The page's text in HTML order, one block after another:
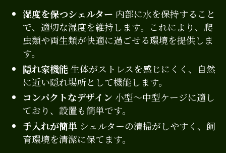
湿度を保つシェルター 内部に水を保持すること
で、適切な湿度を維持します。これにより、爬
虫類や両生類が快適に過ごせる環境を提供しま
す。
隠れ家機能 生体がストレスを感じにくく、自然
に近い隠れ場所として機能します。
コンパクトなデザイン 小型～中型ケージに適し
ており、設置も簡単です。
手入れが簡単シェルターの清掃がしやすく、飼
育環境を清潔に保てます。